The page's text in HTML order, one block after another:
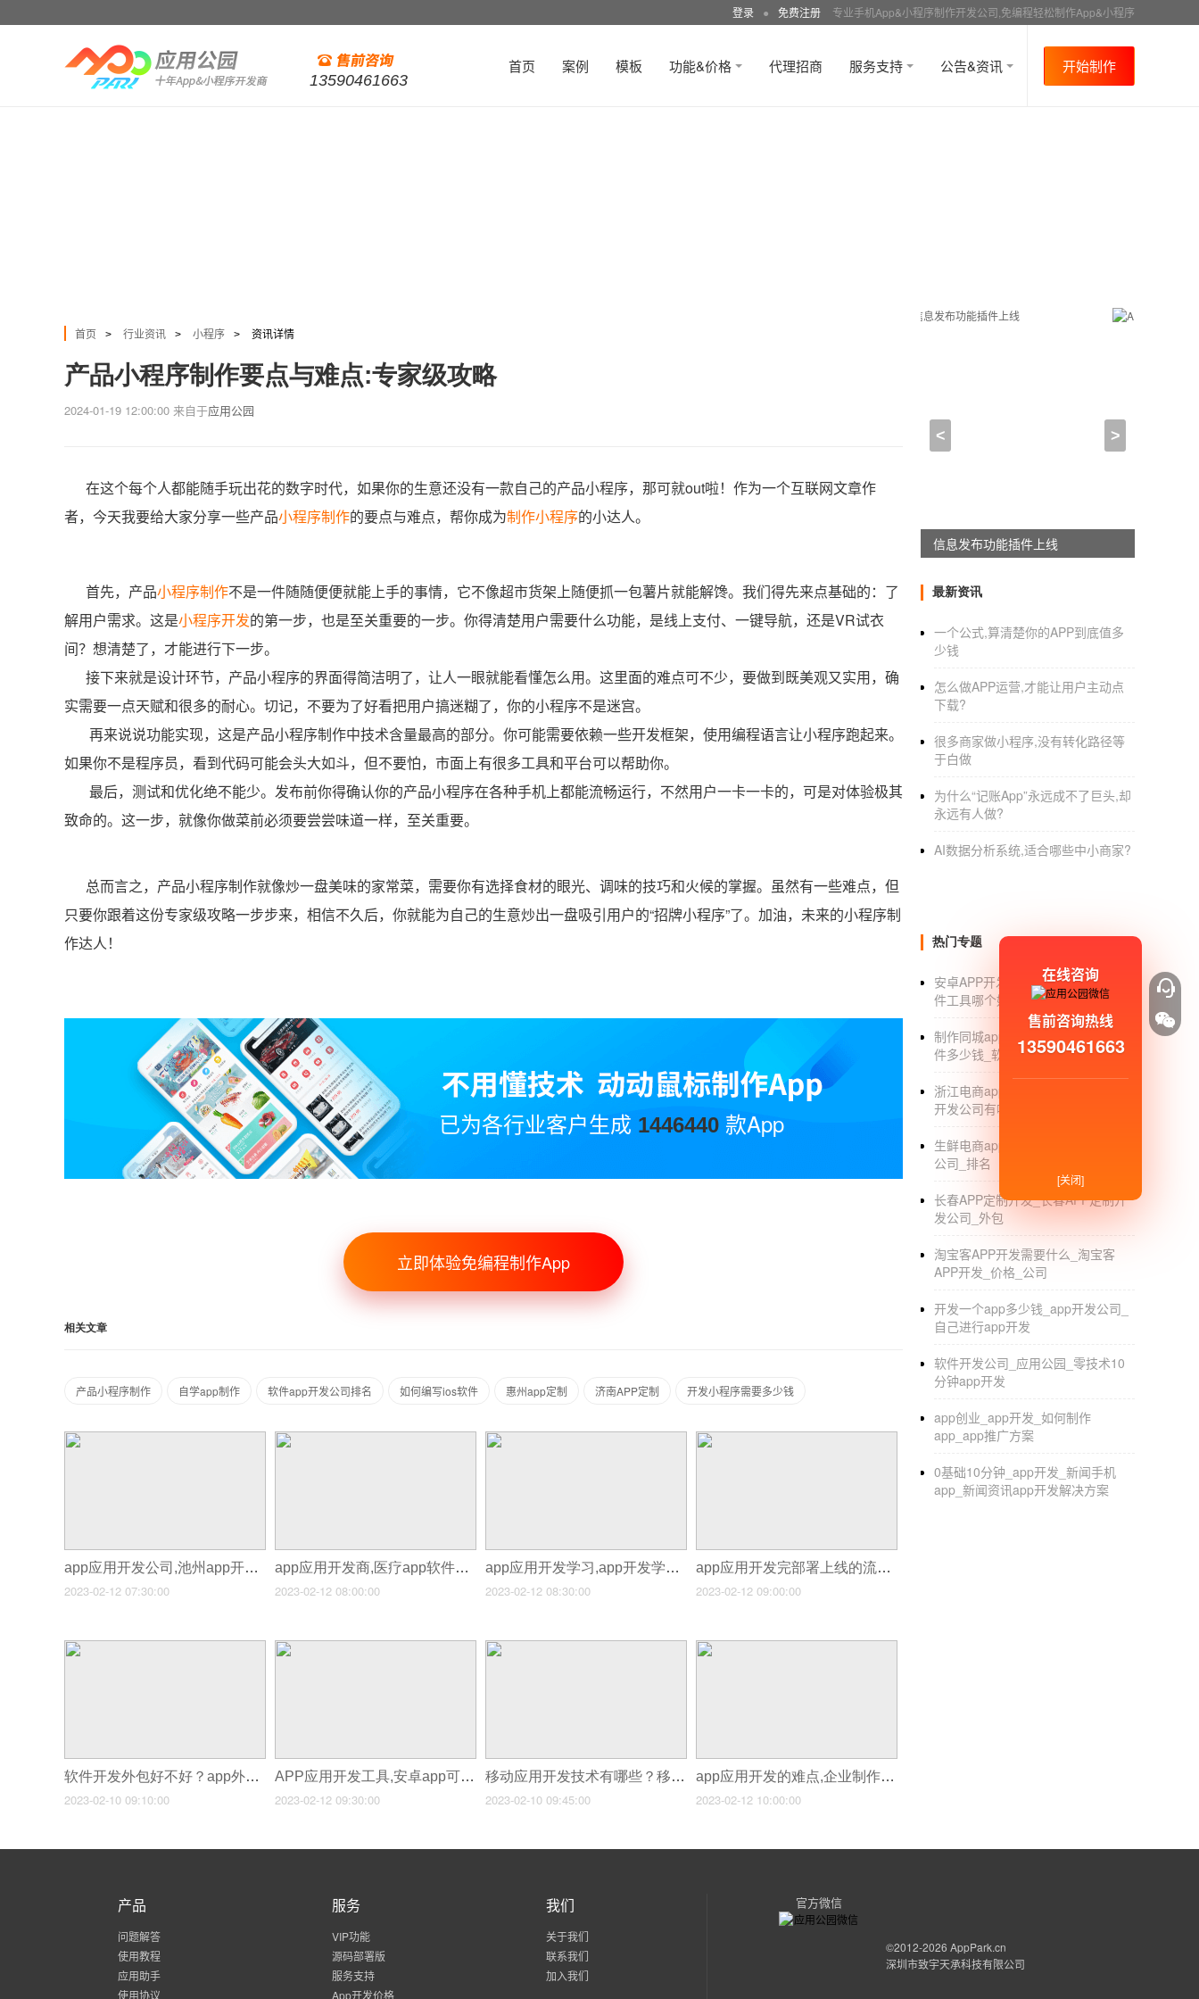
登录 ● 免费注册 专业手机App&小程序制作开发公司,免编程轻松制作App&小程序
13590461663
首页 案例 模板 功能&价格 代理招商 服务支持 公告&资讯 开始制作
首页 > 行业资讯 > 小程序 > 资讯详情
产品小程序制作要点与难点:专家级攻略
2024-01-19 12:00:00 来自于应用公园
在这个每个人都能随手玩出花的数字时代，如果你的生意还没有一款自己的产品小程序，那可就out啦！作为一个互联网文章作
者，今天我要给大家分享一些产品小程序制作的要点与难点，帮你成为制作小程序的小达人。
首先， 产品小程序制作不是一件随随便便就能上手的事情，它不像超市货架上随便抓一包薯片就能解馋。我们得先来点基础的：了
解用户需求。这是小程序开发的第一步，也是至关重要的一步。你得清楚用户需要什么功能，是线上支付、一键导航，还是VR试衣
间？想清楚了，才能进行下一步。
接下来就是设计环节，产品小程序的界面得简洁明了，让人一眼就能看懂怎么用。这里面的难点可不少，要做到既美观又实用，确
实需要一点天赋和很多的耐心。切记，不要为了好看把用户搞迷糊了，你的小程序不是迷宫。
再来说说功能实现，这是产品小程序制作中技术含量最高的部分。你可能需要依赖一些开发框架，使用编程语言让小程序跑起来。
如果你不是程序员，看到代码可能会头大如斗，但不要怕，市面上有很多工具和平台可以帮助你。
最后，测试和优化绝不能少。发布前你得确认你的产品小程序在各种手机上都能流畅运行，不然用户一卡一卡的，可是对体验极其
致命的。这一步，就像你做菜前必须要尝尝味道一样，至关重要。
总而言之，产品小程序制作就像炒一盘美味的家常菜，需要你有选择食材的眼光、调味的技巧和火候的掌握。虽然有一些难点，但
只要你跟着这份专家级攻略一步步来，相信不久后，你就能为自己的生意炒出一盘吸引用户的“招牌小程序”了。加油，未来的小程序制
作达人！
已为各行业客户生成 1446440 款App
立即体验免编程制作App
相关文章
产品小程序制作 自学app制作 软件app开发公司排名 如何编写ios软件 惠州app定制 济南APP定制 开发小程序需要多少钱
app应用开发公司,池州app开发报价
2023-02-12 07:30:00
app应用开发商,医疗app软件开发
2023-02-12 08:00:00
app应用开发学习,app开发学习要多久
2023-02-12 08:30:00
app应用开发完部署上线的流程,app的开发需要多长时间
2023-02-12 09:00:00
软件开发外包好不好？app外包开发公司怎么选？
2023-02-10 09:10:00
APP应用开发工具,安卓app可视化开发软件
2023-02-12 09:30:00
移动应用开发技术有哪些？移动app开发工具
2023-02-10 09:45:00
app应用开发的难点,企业制作app的优缺点
2023-02-12 10:00:00
< >
APPWORKON上线
最新资讯
一个公式,算清楚你的APP到底值多
少钱
怎么做APP运营,才能让用户主动点
下载?
很多商家做小程序,没有转化路径等
于白做
为什么“记账App”永远成不了巨头,却
永远有人做?
AI数据分析系统,适合哪些中小商家?
热门专题
安卓APP开发软件_安卓APP开发软
件工具哪个好_傻瓜式制作_公司
制作同城app_制作像58同城app软
件多少钱_软件制作
浙江电商app开发公司_浙江电商app
开发公司有哪些_哪家好
生鲜电商app开发_生鲜电商app开发
公司_排名
长春APP定制开发_长春APP定制开
发公司_外包
淘宝客APP开发需要什么_淘宝客
APP开发_价格_公司
开发一个app多少钱_app开发公司_
自己进行app开发
软件开发公司_应用公园_零技术10
分钟app开发
app创业_app开发_如何制作
app_app推广方案
0基础10分钟_app开发_新闻手机
app_新闻资讯app开发解决方案
产品
问题解答
使用教程
应用助手
使用协议
服务
VIP功能
源码部署版
服务支持
App开发价格
我们
关于我们
联系我们
加入我们
官方微信
©2012-2026 AppPark.cn
深圳市致宇天承科技有限公司
在线咨询
售前咨询热线
13590461663
[关闭]